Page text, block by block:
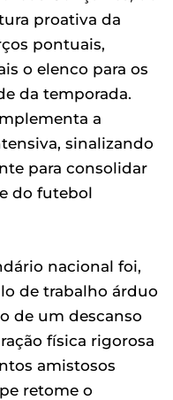
proativa da
pontuais,
o elenco para os
da temporada.
a
sinalizando
para consolidar
do futebol
nacional foi,
de trabalho árduo
de um descanso
física rigorosa
amistosos
retome o